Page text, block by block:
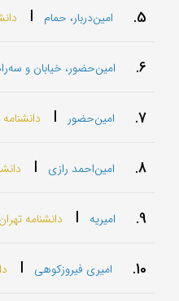
5. امین‌دربار، حمام |
6. امین‌حضور، خیابان و
7. امین‌حضور |
8. امین‌احمد رازی |
9. امیریه | دانشنامه
10. امیری فیروزکوهی |